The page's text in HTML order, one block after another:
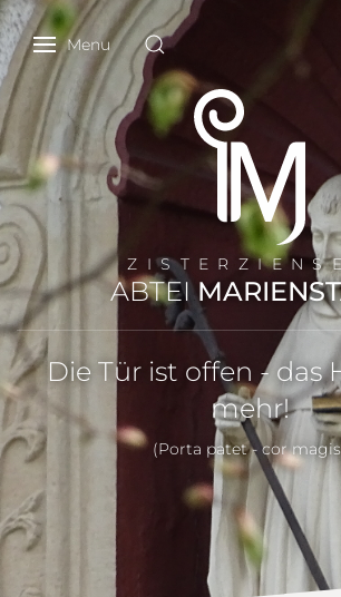
Menu
ABTEI
Die Tür ist offen - das
mehr!
(Porta patet - cor